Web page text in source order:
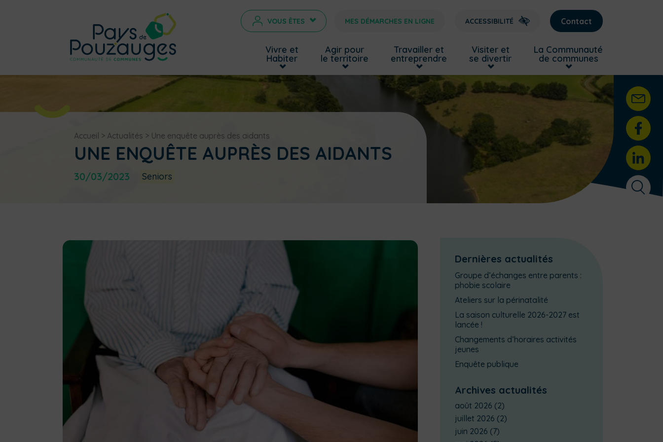
VOUS ÊTES > MES DÉMARCHES EN LIGNE ACCESSIBILITÉ Contact
Vivre et
Habiter
Agir pour
le territoire
Travailler et
entreprendre
Visiter et
se divertir
La Communauté
de communes
Accueil > Actualités > Une enquête auprès des aidants
UNE ENQUÊTE AUPRÈS DES AIDANTS
30/03/2023 Seniors
Dernières actualités
Groupe d’échanges entre parents :
phobie scolaire
Ateliers sur la périnatalité
La saison culturelle 2026-2027 est
lancée !
Changements d’horaires activités
jeunes
Enquête publique
Archives actualités
août 2026 (2)
juillet 2026 (2)
juin 2026 (7)